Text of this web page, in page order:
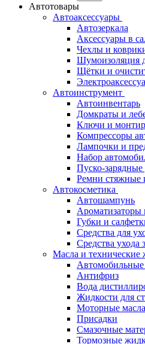
Автотовары
Автоаксессуары
Автозеркала
Аксессуары в
Чехлы и
Шумоизоляция
Щётки и
Автоинструмент
Автоинвентарь
Домкраты и
Ключи и
Компрессоры
Лампочки и
Набор
Пуско-зарядные
Ремни стяжные
Автокосметика
Автошампунь
Губки и
Средства для
Средства ухода
Масла и технические
Антифриз
Вода
Жидкости для
Моторные масла
Присадки
Смазочные
Тормозные